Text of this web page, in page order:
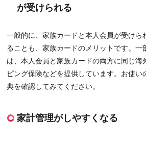
が受けられる
一般的に、家族カードと本人会員が受けら
ることも、家族カードのメリットです。一
は、本人会員と家族カードの両方に同じ海
ピング保険などを提供しています。お使い
典を確認してみてください。
家計管理がしやすくなる